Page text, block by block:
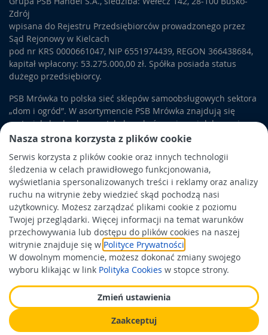
Nasza strona korzysta z plików cookie
Serwis korzysta z plików cookie oraz innych technologii
śledzenia w celach prawidłowego funkcjonowania,
wyświetlania spersonalizowanych treści i reklamy oraz analizy
ruchu na witrynie żeby wiedzieć skąd pochodzą nasi
użytkownicy. Możesz zarządzać plikami cookie z poziomu
Twojej przeglądarki. Więcej informacji na temat warunków
przechowywania lub dostępu do plików cookies na naszej
witrynie znajduje się w Polityce Prywatności
W dowolnym momencie, możesz dokonać zmiany swojego
wyboru klikając w link Polityka Cookies w stopce strony.
Zmień ustawienia
Zaakceptuj
Zdrój
wpisana do Rejestru Przedsiębiorców prowadzonego przez
Sąd Rejonowy w Kielcach
pod nr KRS 0000661047, NIP 6551974439, REGON 366438684,
kapitał wpłacony: 53.275.000,00 zł. Spółka posiada status
dużego przedsiębiorcy.
PSB Mrówka to polska sieć sklepów samoobsługowych sektora
„dom i ogród”. W asortymencie PSB Mrówka znajdują się
materiały budowlane, artykuły wykończeniowe i dekoracyjne,
wyposażenie łazienek i kuchni, elektronarzędzia, a także
artykuły związane z ogrodem i otoczeniem domu.
Obowiązek informacyjny
Polityka prywatności
Polityka Cookies
Odbiór zużytego sprzętu
Wykonanie:
Wspierają nas: